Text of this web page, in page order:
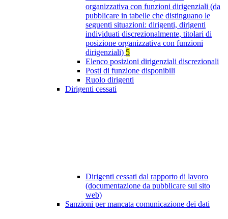
organizzativa con funzioni dirigenziali (da
pubblicare in tabelle che distinguano le
seguenti situazioni: dirigenti, dirigenti
individuati discrezionalmente, titolari di
posizione organizzativa con funzioni
dirigenziali) 5
Elenco posizioni dirigenziali discrezionali
Posti di funzione disponibili
Ruolo dirigenti
Dirigenti cessati
Dirigenti cessati dal rapporto di lavoro
(documentazione da pubblicare sul sito
web)
Sanzioni per mancata comunicazione dei dati